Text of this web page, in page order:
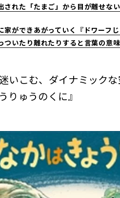
された「たまご」から目が離せな
ができあがっていく『ドワーフじ
ついたり離れたりすると言葉の意
いこむ、ダイナミック
りゅうのくに』